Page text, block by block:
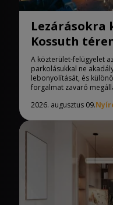
Lezárásokra
Kossuth
A közterület-felügyelet
parkolásukkal ne
lebonyolítását, és
forgalmat zavaró
2026. augusztus 09.